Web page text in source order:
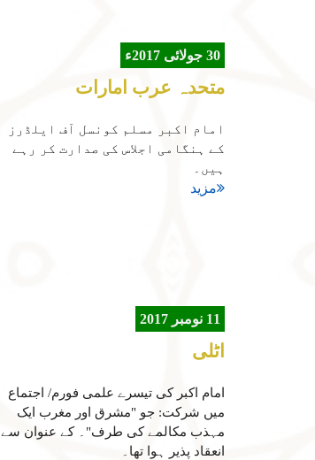
30 جولائی 2017ء
متحدہ عرب امارات
امام اكبر مسلم کونسل آف ایلڈرز
کے ہنگامی اجلاس کی صدارت کر رہے
ہیں۔
مزید
11 نومبر 2017
اٹلی
امام اکبر کی تیسرے علمی فورم/ اجتماع
میں شرکت: جو "مشرق اور مغرب ایک
مہذب مکالمے کی طرف"۔ کے عنوان سے
انعقاد پذیر ہوا تھا۔